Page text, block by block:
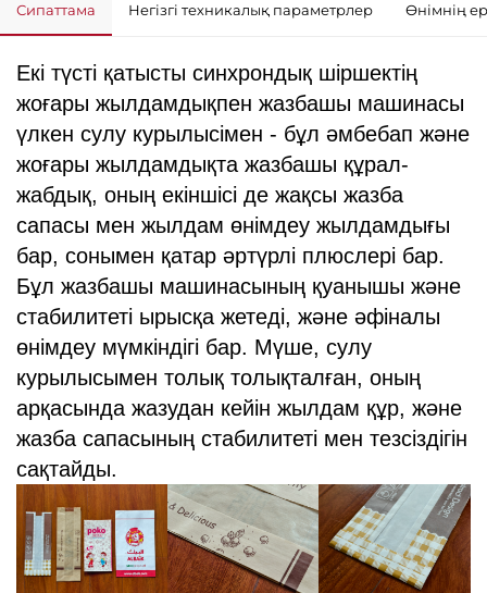
Сипаттама Негізгі техникалық параметрлер Өнімнің
Екі түсті қатысты синхрондық шіршектің
жоғары жылдамдықпен жазбашы машинасы
үлкен сулу курылысімен - бұл әмбебап және
жоғары жылдамдықта жазбашы құрал-
жабдық, оның екіншісі де жақсы жазба
сапасы мен жылдам өнімдеу жылдамдығы
бар, сонымен қатар әртүрлі плюслері бар.
Бұл жазбашы машинасының қуанышы және
стабилитеті ырысқа жетеді, және әфіналы
өнімдеу мүмкіндігі бар. Мүше, сулу
курылысымен толық толықталған, оның
арқасында жазудан кейін жылдам құр, және
жазба сапасының стабилитеті мен тезсіздігін
сақтайды.